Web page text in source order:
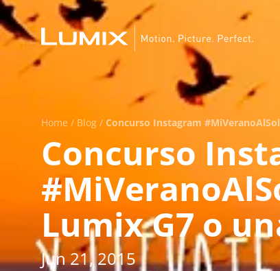
Home / Blog / Concurso Instagram
Concurso
Lumix G7 o
Jun 21, 2015